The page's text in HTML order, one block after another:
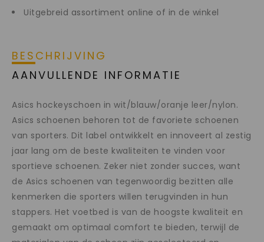
Uitgebreid assortiment online of in de winkel
BESCHRIJVING
AANVULLENDE INFORMATIE
Asics hockeyschoen in wit/blauw/oranje leer/nylon.
Asics schoenen behoren tot de favoriete schoenen
van sporters. Dit label ontwikkelt en innoveert al zestig
jaar lang om de beste kwaliteiten te vinden voor
sportieve schoenen. Zeker niet zonder succes, want
de Asics schoenen van tegenwoordig bezitten alle
kenmerken die sporters willen terugvinden in hun
stappers. Het voetbed is van de hoogste kwaliteit en
gemaakt om optimaal comfort te bieden, terwijl de